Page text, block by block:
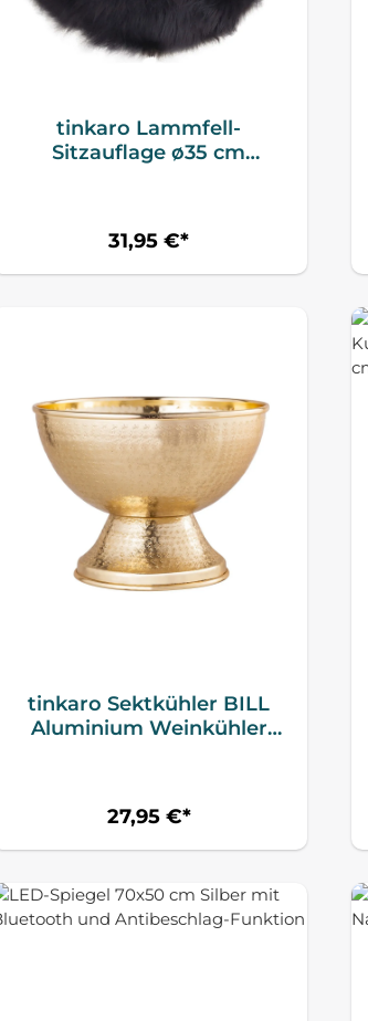
tinkaro Lammfell-
Sitzauflage ø35 cm
31,95 €*
tinkaro Sektkühler BILL
Aluminium Weinkühler
27,95 €*